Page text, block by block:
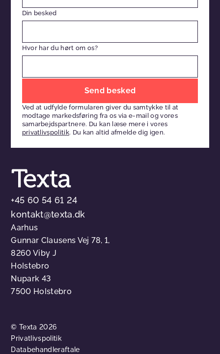
Din besked
Hvor har du hørt om os?
dette
felt
tomt
Ved at udfylde formularen giver du samtykke til at
modtage markedsføring fra os via e-mail og vores
samarbejdspartnere. Du kan læse mere i vores
privatlivspolitik. Du kan altid afmelde dig igen.
+45 60 54 61 24
kontakt@texta.dk
Aarhus
Gunnar Clausens Vej 78, 1,
8260 Viby J
Holstebro
Nupark 43
7500 Holstebro
© Texta 2026
Privatlivspolitik
Databehandleraftale